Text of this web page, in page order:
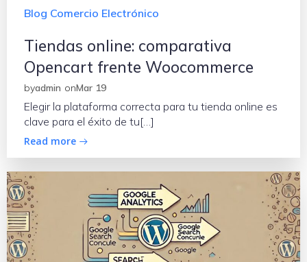
Blog Comercio Electrónico
Tiendas online: comparativa
Opencart frente Woocommerce
byadmin onMar 19
Elegir la plataforma correcta para tu tienda online es
clave para el éxito de tu[…]
Read more